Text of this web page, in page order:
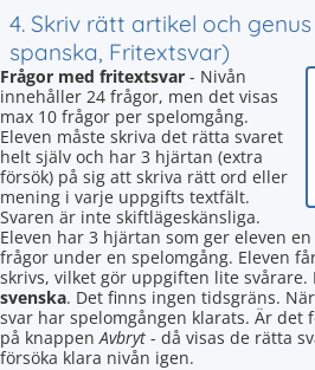
4. Skriv rätt artikel och
spanska, Fritextsvar)
Frågor med fritextsvar - Nivån
innehåller 24 frågor, men det visas
max 10 frågor per spelomgång.
Eleven måste skriva det rätta svaret
helt själv och har 3 hjärtan (extra
försök) på sig att skriva rätt ord eller
mening i varje uppgifts textfält.
Svaren är inte skiftlägeskänsliga.
Eleven har 3 hjärtan som ger eleven
frågor under en spelomgång. Eleven
skrivs, vilket gör uppgiften lite svårare.
svenska. Det finns ingen tidsgräns.
svar har spelomgången klarats. Är det
på knappenAvbryt - då visas de rätta
försöka klara nivån igen.